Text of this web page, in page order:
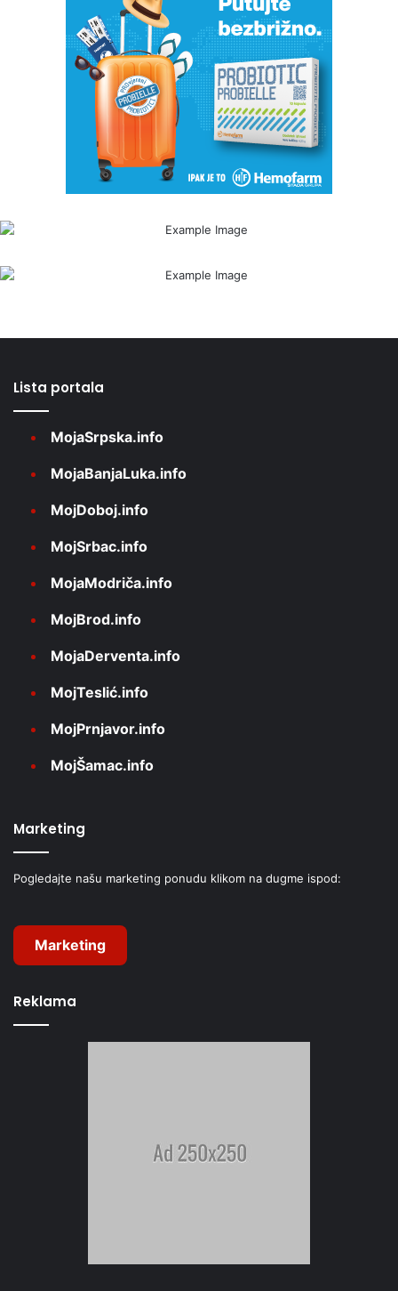
Lista portala
MojaSrpska.info
MojaBanjaLuka.info
MojDoboj.info
MojSrbac.info
MojaModriča.info
MojBrod.info
MojaDerventa.info
MojTeslić.info
MojPrnjavor.info
MojŠamac.info
Marketing
Pogledajte našu marketing ponudu klikom na dugme ispod:
Marketing
Reklama